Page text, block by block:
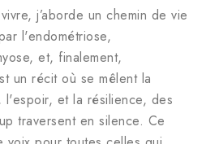
j’aborde un chemin de vie
l'endométriose,
et, finalement,
un récit où se mêlent la
l'espoir, et la résilience, des
traversent en silence. Ce